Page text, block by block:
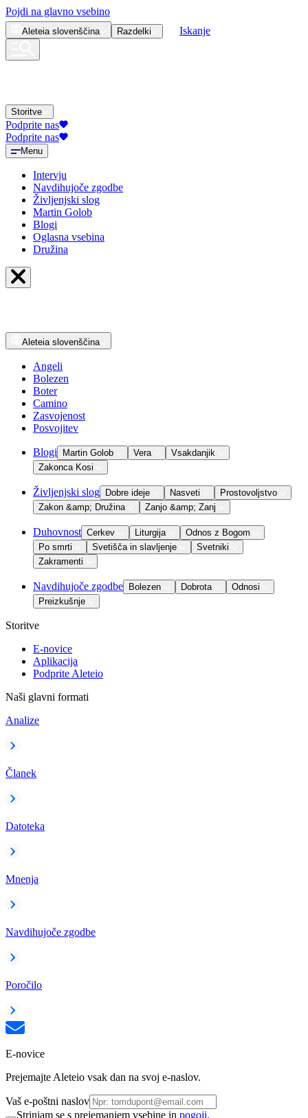
Pojdi na glavno vsebino
Aleteia slovenščina Razdelki Iskanje
Storitve
Podprite nas
Podprite nas
Menu
Intervju
Navdihujoče zgodbe
Življenjski slog
Martin Golob
Blogi
Oglasna vsebina
Družina
Aleteia slovenščina
Angeli
Bolezen
Boter
Camino
Zasvojenost
Posvojitev
Blogi Martin Golob Vera
Vsakdanjik
Zakonca Kosi
Življenjski slog Dobre ideje Nasveti
Prostovoljstvo
Zakon &amp; Družina
Zanjo &amp; Zanj
Duhovnost Cerkev Liturgija
Odnos z Bogom
Po smrti
Svetišča in slavljenje
Svetniki
Zakramenti
Navdihujoče zgodbe Bolezen Dobrota
Odnosi
Preizkušnje
Storitve
E-novice
Aplikacija
Podprite Aleteio
Naši glavni formati
Analize
Članek
Datoteka
Mnenja
Navdihujoče zgodbe
Poročilo
E-novice
Prejemajte Aleteio vsak dan na svoj e-naslov.
Vaš e-poštni naslov
Strinjam se s prejemanjem vsebine in pogoji.